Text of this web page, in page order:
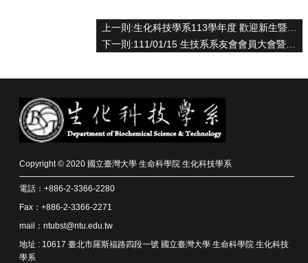
碩
博
士
班
友
會
動
態
用
Copyright © 2020 國立臺灣大學 生命科學院 生化科技學系
電話：+886-2-3366-2280
Fax：+886-2-3366-2271
mail：ntubst@ntu.edu.tw
地址 : 10617 臺北市羅斯福路四段一號 國立臺灣大學 生命科學院 生化科技
學系